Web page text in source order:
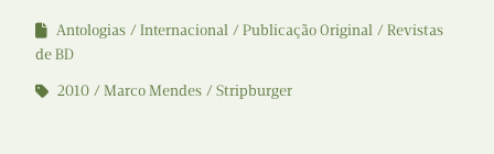
Antologias Internacional Publicação Original
Revistas
de BD
2010
Marco Mendes Stripburger